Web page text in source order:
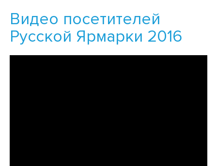
Видео посетителей
Русской Ярмарки 2016